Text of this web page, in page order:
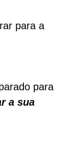
para a
para
a sua